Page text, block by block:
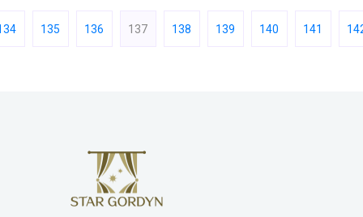
135 136 137 (current)
138 139 140 141